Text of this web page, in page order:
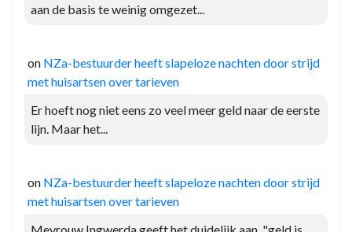
aan de basis te weinig omgezet...
on NZa-bestuurder heeft slapeloze nachten door strijd
met huisartsen over tarieven
Er hoeft nog niet eens zo veel meer geld naar de eerste
lijn. Maar het...
on NZa-bestuurder heeft slapeloze nachten door strijd
met huisartsen over tarieven